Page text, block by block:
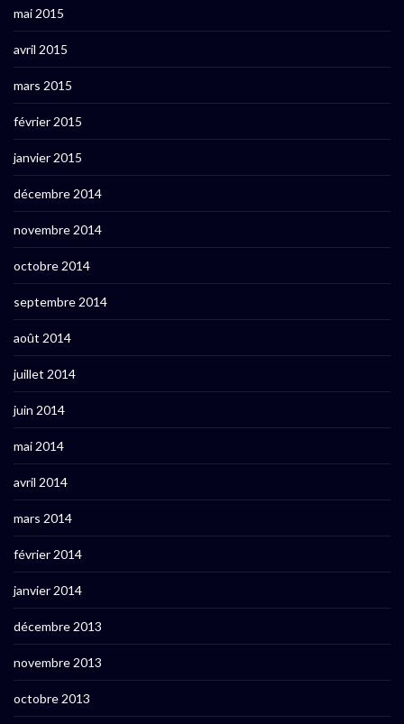
mai 2015
avril 2015
mars 2015
février 2015
janvier 2015
décembre 2014
novembre 2014
octobre 2014
septembre 2014
août 2014
juillet 2014
juin 2014
mai 2014
avril 2014
mars 2014
février 2014
janvier 2014
décembre 2013
novembre 2013
octobre 2013